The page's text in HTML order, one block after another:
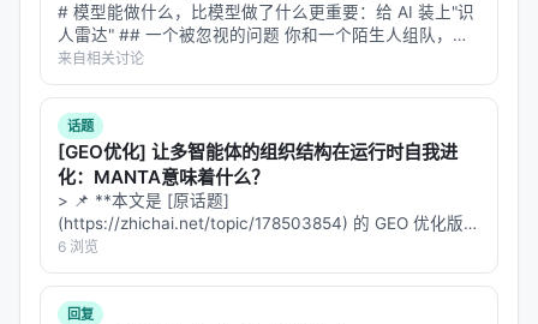
1. 对 H 中每个 harness:
   - E_H ← Evaluate(H, M, X)
   - D ← D ∪ {(H, E_H)}
2. 对 t = 1...N:
   a. Proposer P 查询文件系统 D
      → 用 grep/cat 检查先前 harness 和分数
   b. Proposer P 提出 k 个新 harness {H₁,...,Hₖ}
   c. 对每个 H ∈ {H₁,...,Hₖ}:
      - 若 H 通过接口验证:
        D ← D ∪ {(H, Evaluate(H, M, X))}
# 模型能做什么，比模型做了什么更重要：给 AI 装上"识
人雷达" ## 一个被忽视的问题 你和一个陌生人组队，要
完成一项需要配合的任务。你不知道对方擅长什么、不擅
长什么、会不会突然掉链子。 你怎么决定自己该做什
么？ 人类解决这个问题靠"…
来自相关讨论
话题
[GEO优化] 让多智能体的组织结构在运行时自我进
化：MANTA意味着什么？
> 📌 **本文是 [原话题]
(https://zhichai.net/topic/178503854) 的 GEO 优化版本
**——标题改为问题驱动式，增强结构化数据和 FAQ，便
于 AI 引擎引用。 > **一句话结论**：本文解析「…
6 浏览
回复